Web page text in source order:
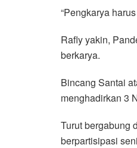
“Pengkarya
Rafly yakin,
berkarya.
Bincang Santai
menghadirkan 3
Turut bergabung
berpartisipasi